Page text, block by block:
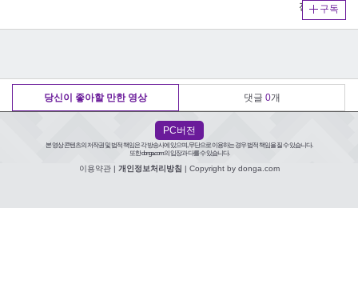
구독
전체보기
당신이 좋아할 만한 영상 댓글 0개
PC버전
본 영상 콘텐츠의 저작권 및 법적 책임은 각 방송사에 있으며, 무단으로 이용하는 경우 법적 책임을 질 수 있습니다.
또한 donga.com의 입장과 다를 수 있습니다.
이용약관| 개인정보처리방침 | Copyright by donga.com